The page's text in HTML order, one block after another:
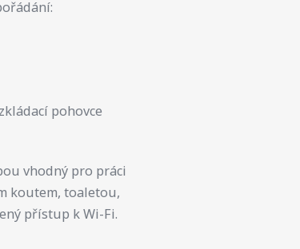
pohovce
vhodný pro práci
koutem, toaletou,
přístup k Wi-Fi.